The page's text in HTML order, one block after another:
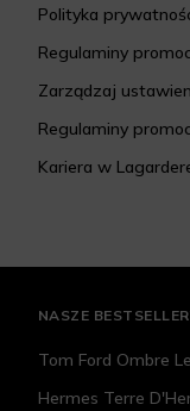
Polityka
Regulaminy
Zarządzaj
Regulaminy
Kariera w
NASZE
Tom Ford Ombre
Hermes Terre